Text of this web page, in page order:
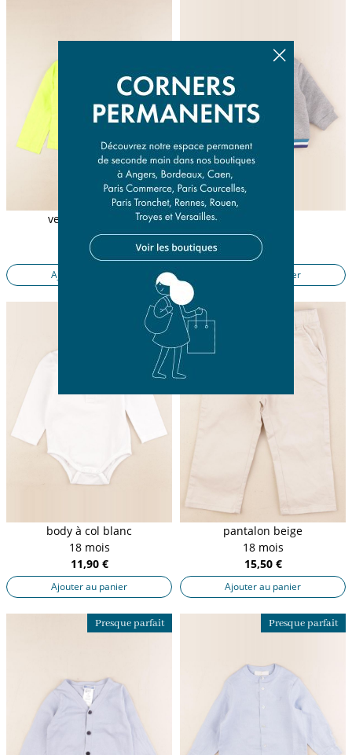
veste jaune fluo
6 ans
31,50 €
Ajouter au panier
6 mois
16,50 €
Ajouter au panier
body à col blanc
18 mois
11,90 €
Ajouter au panier
pantalon beige
18 mois
15,50 €
Ajouter au panier
Presque parfait Presque parfait